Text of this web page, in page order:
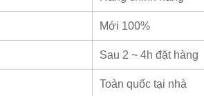
Mới 100%
Sau 2 ~ 4h đặt hàng
Toàn quốc tại nhà